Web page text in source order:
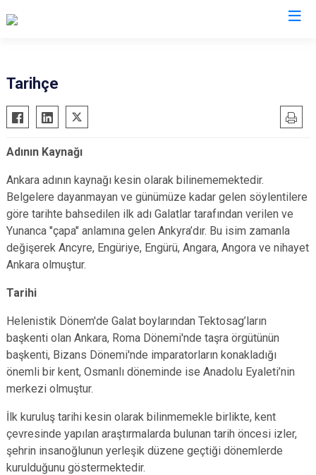
Tarihçe
Adının Kaynağı
Ankara adının kaynağı kesin olarak bilinememektedir.
Belgelere dayanmayan ve günümüze kadar gelen söylentilere
göre tarihte bahsedilen ilk adı Galatlar tarafından verilen ve
Yunanca "çapa" anlamına gelen Ankyra’dır. Bu isim zamanla
değişerek Ancyre, Engüriye, Engürü, Angara, Angora ve nihayet
Ankara olmuştur.
Tarihi
Helenistik Dönem'de Galat boylarından Tektosag’ların
başkenti olan Ankara, Roma Dönemi'nde taşra örgütünün
başkenti, Bizans Dönemi'nde imparatorların konakladığı
önemli bir kent, Osmanlı döneminde ise Anadolu Eyaleti’nin
merkezi olmuştur.
İlk kuruluş tarihi kesin olarak bilinmemekle birlikte, kent
çevresinde yapılan araştırmalarda bulunan tarih öncesi izler,
şehrin insanoğlunun yerleşik düzene geçtiği dönemlerde
kurulduğunu göstermektedir.